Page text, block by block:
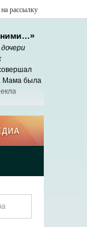
рассылку
ними…»
Мама была